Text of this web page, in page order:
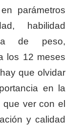
parámetros
habilidad
de peso,
los 12 meses
que olvidar
en la
que ver con el
y calidad